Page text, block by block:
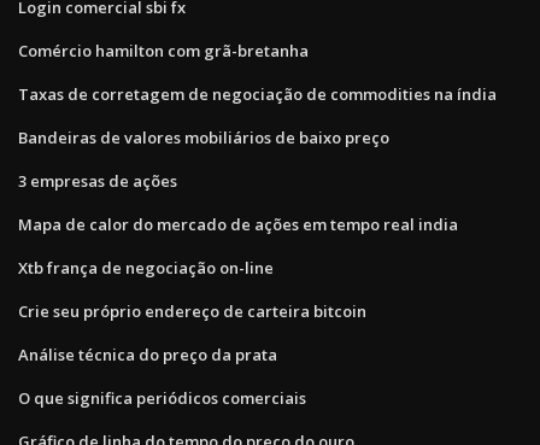
Login comercial sbi fx
Comércio hamilton com grã-bretanha
Taxas de corretagem de negociação de commodities na índia
Bandeiras de valores mobiliários de baixo preço
3 empresas de ações
Mapa de calor do mercado de ações em tempo real india
Xtb frança de negociação on-line
Crie seu próprio endereço de carteira bitcoin
Análise técnica do preço da prata
O que significa periódicos comerciais